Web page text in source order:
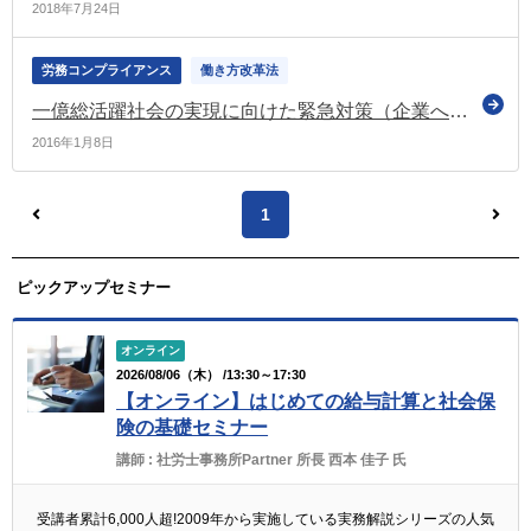
2018年7月24日
労務コンプライアンス 働き方改革法
一億総活躍社会の実現に向けた緊急対策（企業への影響は？）
2016年1月8日
1
ピックアップセミナー
オンライン
2026/08/06（木） /13:30～17:30
【オンライン】はじめての給与計算と社会保
険の基礎セミナー
講師 :社労士事務所Partner 所長 西本 佳子 氏
受講者累計6,000人超!2009年から実施している実務解説シリーズの人気